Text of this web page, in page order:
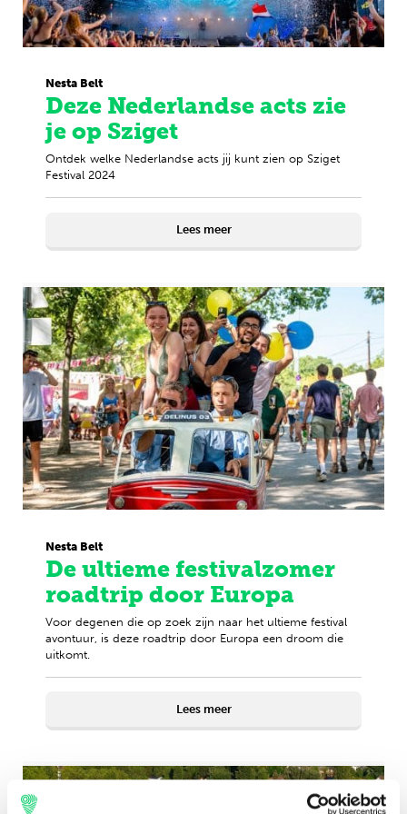
Nesta Belt
Deze Nederlandse acts zie
je op Sziget
Ontdek welke Nederlandse acts jij kunt zien op Sziget
Festival 2024
Lees meer
Nesta Belt
De ultieme festivalzomer
roadtrip door Europa
Voor degenen die op zoek zijn naar het ultieme festival
avontuur, is deze roadtrip door Europa een droom die
uitkomt.
Lees meer